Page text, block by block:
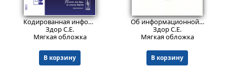
Кодированная информация: От первых природных кодов до искусственного интеллекта.
Здор С.Е.
Мягкая обложка
В корзину
₽
Об информационной сущности жизни и разума
Здор С.Е.
Мягкая обложка
В корзину